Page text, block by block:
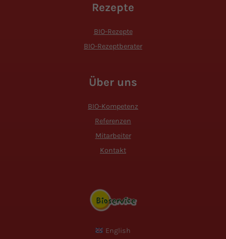
Rezepte
BIO-Rezepte
BIO-Rezeptberater
Über uns
BIO-Kompetenz
Referenzen
Mitarbeiter
Kontakt
English